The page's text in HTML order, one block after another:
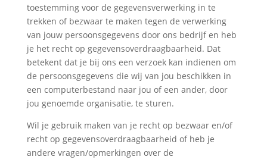
toestemming voor de gegevensverwerking in te
trekken of bezwaar te maken tegen de verwerking
van jouw persoonsgegevens door ons bedrijf en heb
je het recht op gegevensoverdraagbaarheid. Dat
betekent dat je bij ons een verzoek kan indienen om
de persoonsgegevens die wij van jou beschikken in
een computerbestand naar jou of een ander, door
jou genoemde organisatie, te sturen.
Wil je gebruik maken van je recht op bezwaar en/of
recht op gegevensoverdraagbaarheid of heb je
andere vragen/opmerkingen over de